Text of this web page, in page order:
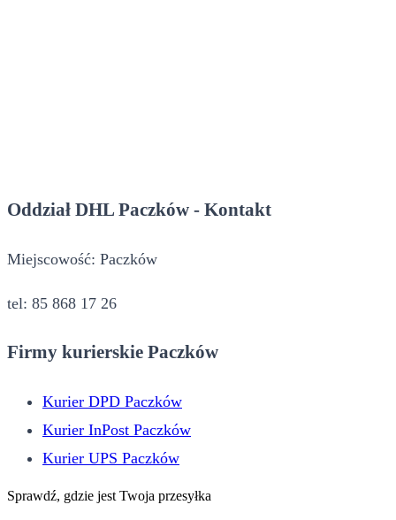
Oddział DHL Paczków - Kontakt
Miejscowość: Paczków
tel: 85 868 17 26
Firmy kurierskie Paczków
Kurier DPD Paczków
Kurier InPost Paczków
Kurier UPS Paczków
Sprawdź, gdzie jest Twoja przesyłka